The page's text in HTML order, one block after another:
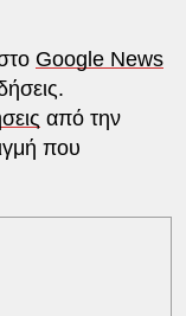
Google News
από την
που